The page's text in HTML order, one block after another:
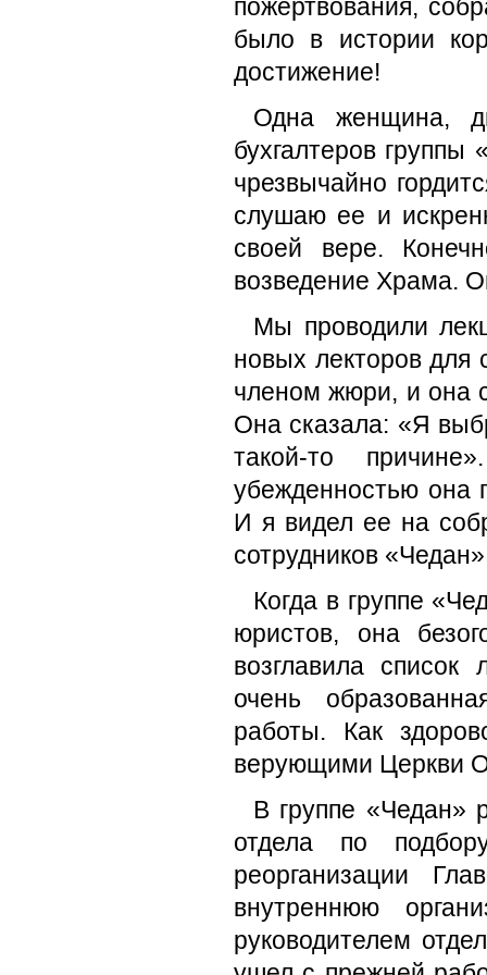
пожертвования,
было в истории
достижение!
Одна женщина,
бухгалтеров
чрезвычайно
слушаю ее и
своей вере.
возведение Храма.
Мы проводили
новых лекторов для
членом жюри, и она
Она сказала: «Я
такой-то
убежденностью она
И я видел ее на
сотрудников
Когда в группе
юристов, она
возглавила
очень
работы. Как
верующими Церкви
В группе «Чедан»
отдела по
реорганизации
внутреннюю
руководителем